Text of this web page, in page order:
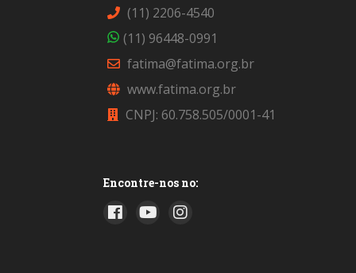
(11) 2206-4540
(11) 96448-0991
fatima@fatima.org.br
www.fatima.org.br
CNPJ: 60.758.505/0001-41
Encontre-nos no: